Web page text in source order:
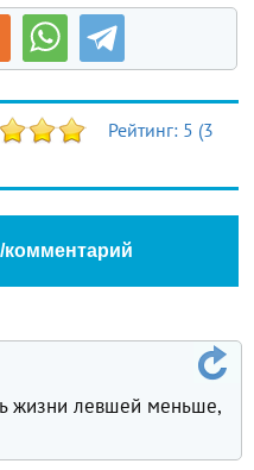
Рейтинг: 5 (3
жизни левшей меньше,